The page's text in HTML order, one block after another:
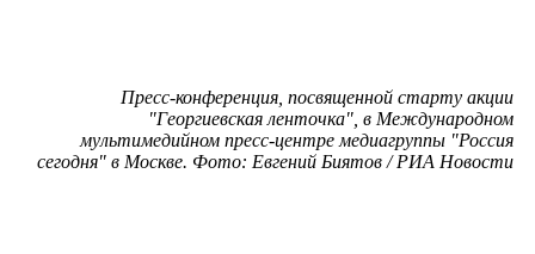
Пресс-конференция, посвященной старту акции
"Георгиевская ленточка", в Международном
мультимедийном пресс-центре медиагруппы "Россия
сегодня" в Москве. Фото: Евгений Биятов / РИА Новости